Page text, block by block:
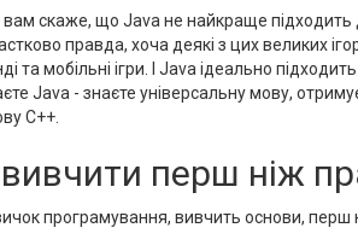
скаже, що Java не найкраще підходить
правда, хоча деякі з цих великих
та мобільні ігри. І Java ідеально
Java - знаєте універсальну мову,
C++.
перш ніж
програмування, вивчить основи,